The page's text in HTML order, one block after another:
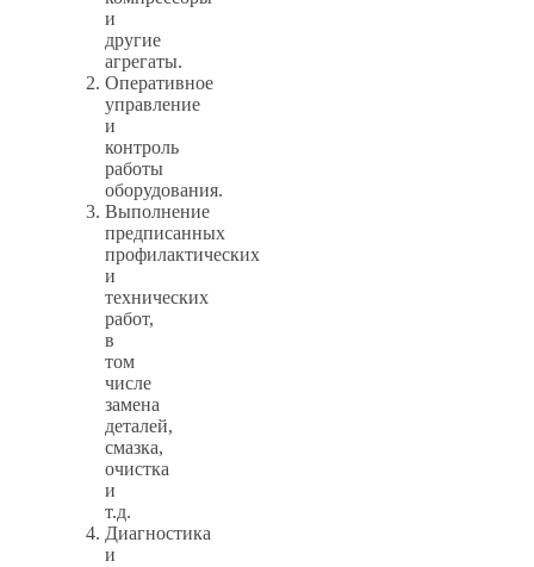
и
другие
агрегаты.
Оперативное
управление
и
контроль
работы
оборудования.
Выполнение
предписанных
профилактических
и
технических
работ,
в
том
числе
замена
деталей,
смазка,
очистка
и
т.д.
Диагностика
и